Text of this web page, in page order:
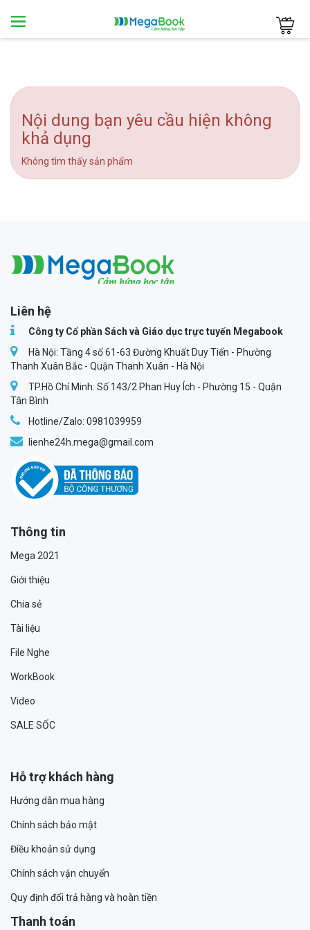
Megabook
Nội dung bạn yêu cầu hiện không
khả dụng
Không tìm thấy sản phẩm
Liên hệ
Công ty Cổ phần Sách và Giáo dục trực tuyến Megabook
Hà Nội: Tầng 4 số 61-63 Đường Khuất Duy Tiến - Phường
Thanh Xuân Bắc - Quận Thanh Xuân - Hà Nội
TP.Hồ Chí Minh: Số 143/2 Phan Huy Ích - Phường 15 - Quận
Tân Bình
Hotline/Zalo: 0981039959
lienhe24h.mega@gmail.com
Thông tin
Mega 2021
Giới thiệu
Chia sẻ
Tài liệu
File Nghe
WorkBook
Video
SALE SỐC
Hỗ trợ khách hàng
Hướng dẫn mua hàng
Chính sách bảo mật
Điều khoản sử dụng
Chính sách vận chuyển
Quy định đổi trả hàng và hoàn tiền
Thanh toán